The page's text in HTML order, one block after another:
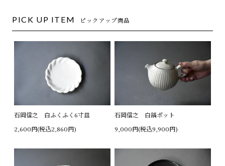
PICK UP ITEM ピックアップ商品
石岡信之 白ふくふく6寸皿
2,600円(税込2,860円)
石岡信之 白鎬ポット
9,000円(税込9,900円)